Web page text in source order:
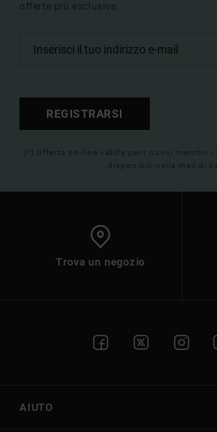
offerte più esclusive.
REGISTRARSI
(*) Offerta on-line valida per i nuovi membri
disponibili nella mail di
Trova un negozio
AIUTO